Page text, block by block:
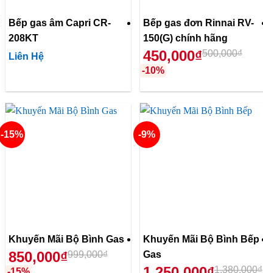
Bếp gas âm Capri CR-
208KT
Liên Hệ
Bếp gas đơn Rinnai RV-
150(G) chính hãng
450,000₫500,000₫
-10%
-15%
Khuyến Mãi Bộ Bình Gas
850,000₫999,000₫
-9%
Khuyến Mãi Bộ Bình Bếp
Gas
1,380,000₫